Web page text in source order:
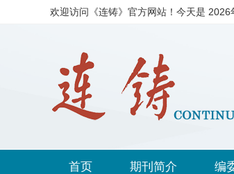
欢迎访问《连铸》官方网站！今天是 2026
首页 期刊简介 编